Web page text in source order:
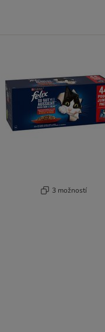
3 možností